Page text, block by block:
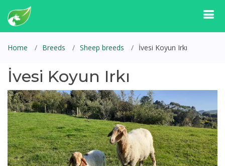
Home Breeds Sheep breeds İvesi Koyun Irkı
İvesi Koyun Irkı